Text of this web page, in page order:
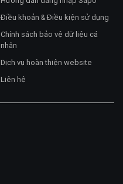
Điều khoản & Điều kiện sử dụng
Chính sách bảo vệ dữ liệu cá
nhân
Dịch vụ hoàn thiện website
Liên hệ